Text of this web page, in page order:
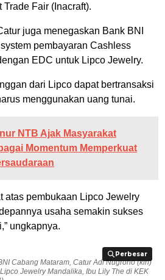
Trade Fair (Inacraft).
juga menegaskan Bank BNI
pembayaran Cashless
EDC untuk Lipco Jewelry.
dari Lipco dapat bertransaksi
menggunakan uang tunai.
NTB Ajak Masyarakat
Momentum Memperkuat
atas pembukaan Lipco Jewelry
usaha semakin sukses
ungkapnya.
Perbesar
Perbesar
Cabang Mataram, Catur Adi Nugroho (kiri)
Jewelry Mandalika, Ibu Lily The di KEK